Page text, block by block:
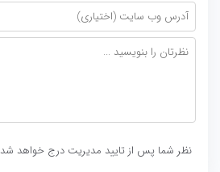
نظر شما پس از تایید مدیریت درج خواهد شد